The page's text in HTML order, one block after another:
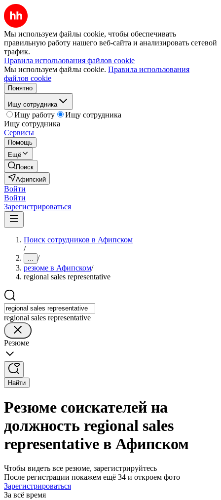
Мы используем файлы cookie, чтобы обеспечивать
правильную работу нашего веб-сайта и анализировать сетевой
трафик.
Правила использования файлов cookie
Мы используем файлы cookie. Правила использования
файлов cookie
Понятно
Ищу сотрудника
Ищу работу
Ищу сотрудника
Ищу сотрудника
Сервисы
Помощь
Ещё
Поиск
Афипский
Войти
Войти
Зарегистрироваться
Поиск сотрудников в Афипском
/
... /
резюме в Афипском/
regional sales representative
regional sales representative
Резюме
Найти
Резюме соискателей на
должность regional sales
representative в Афипском
Чтобы видеть все резюме, зарегистрируйтесь
После регистрации покажем ещё 34 и откроем фото
Зарегистрироваться
За всё время